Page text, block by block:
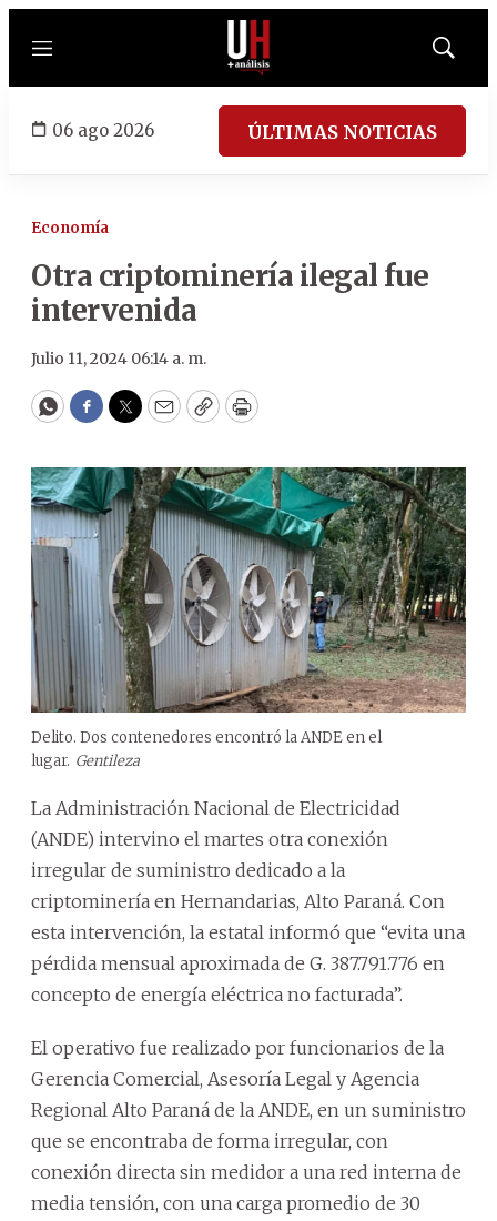
Menú
Mostrar
06 ago 2026 ÚLTIMAS NOTICIAS
Economía
Otra criptominería ilegal fue
intervenida
Julio 11, 2024 06:14 a. m.
WhatsApp
Facebook
Twitter
EmailCopyPrint
Delito. Dos contenedores encontró la ANDE en el
lugar. Gentileza
La Administración Nacional de Electricidad
(ANDE) intervino el martes otra conexión
irregular de suministro dedicado a la
criptominería en Hernandarias, Alto Paraná. Con
esta intervención, la estatal informó que “evita una
pérdida mensual aproximada de G. 387.791.776 en
concepto de energía eléctrica no facturada”.
El operativo fue realizado por funcionarios de la
Gerencia Comercial, Asesoría Legal y Agencia
Regional Alto Paraná de la ANDE, en un suministro
que se encontraba de forma irregular, con
conexión directa sin medidor a una red interna de
media tensión, con una carga promedio de 30